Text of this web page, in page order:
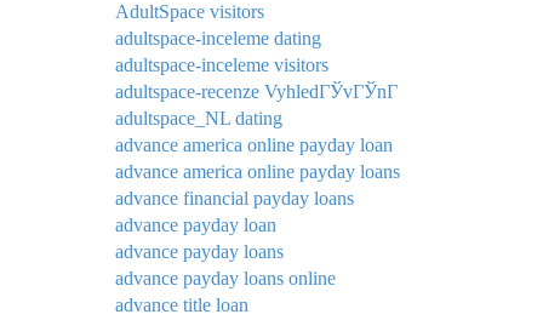
AdultSpace visitors
adultspace-inceleme dating
adultspace-inceleme visitors
adultspace-recenze VyhledГЎvГЎnГ­
adultspace_NL dating
advance america online payday loan
advance america online payday loans
advance financial payday loans
advance payday loan
advance payday loans
advance payday loans online
advance title loan